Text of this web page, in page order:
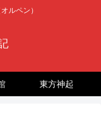
ルペン）
東方神起